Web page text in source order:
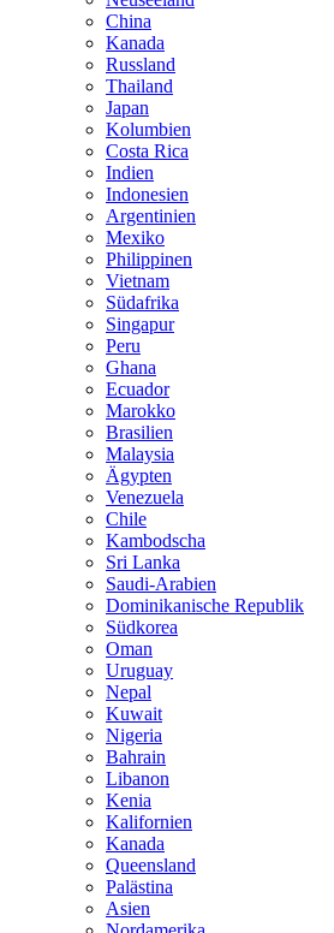
China
Kanada
Russland
Thailand
Japan
Kolumbien
Costa Rica
Indien
Indonesien
Argentinien
Mexiko
Philippinen
Vietnam
Südafrika
Singapur
Peru
Ghana
Ecuador
Marokko
Brasilien
Malaysia
Ägypten
Venezuela
Chile
Kambodscha
Sri Lanka
Saudi-Arabien
Dominikanische Republik
Südkorea
Oman
Uruguay
Nepal
Kuwait
Nigeria
Bahrain
Libanon
Kenia
Kalifornien
Kanada
Queensland
Palästina
Asien